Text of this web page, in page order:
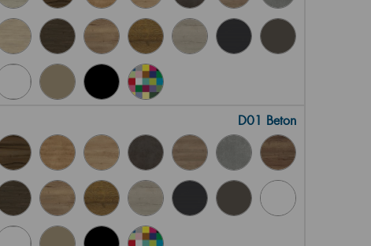
D01 Beton